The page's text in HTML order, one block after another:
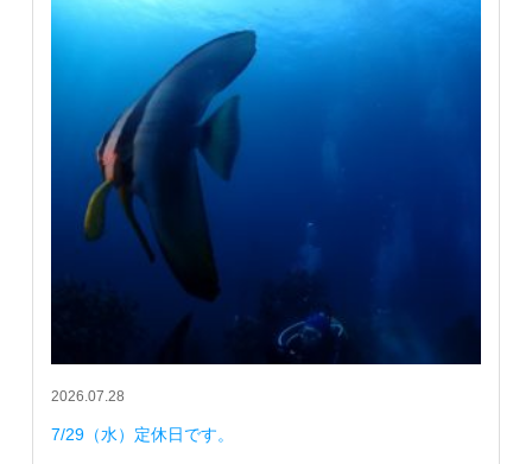
2026.07.28
7/29（水）定休日です。